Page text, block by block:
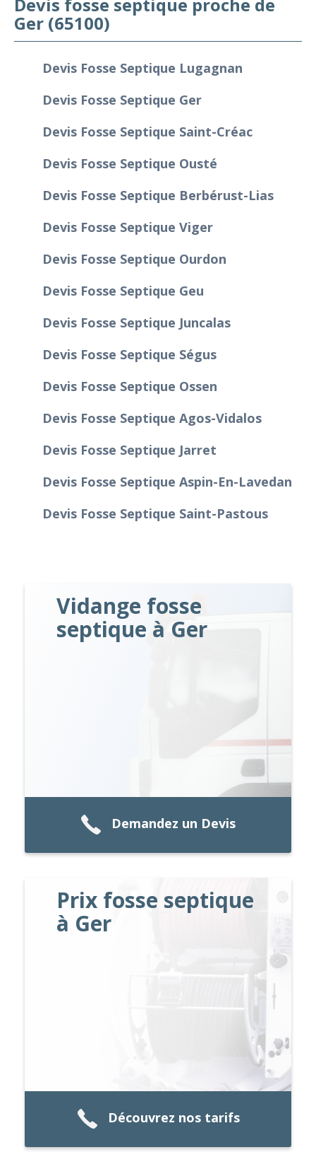
Ger (65100)
Devis Fosse Septique Lugagnan
Devis Fosse Septique Ger
Devis Fosse Septique Saint-Créac
Devis Fosse Septique Ousté
Devis Fosse Septique Berbérust-Lias
Devis Fosse Septique Viger
Devis Fosse Septique Ourdon
Devis Fosse Septique Geu
Devis Fosse Septique Juncalas
Devis Fosse Septique Ségus
Devis Fosse Septique Ossen
Devis Fosse Septique Agos-Vidalos
Devis Fosse Septique Jarret
Devis Fosse Septique Aspin-En-Lavedan
Devis Fosse Septique Saint-Pastous
Vidange fosse
septique à Ger
Demandez un Devis
Prix fosse septique
à Ger
Découvrez nos tarifs